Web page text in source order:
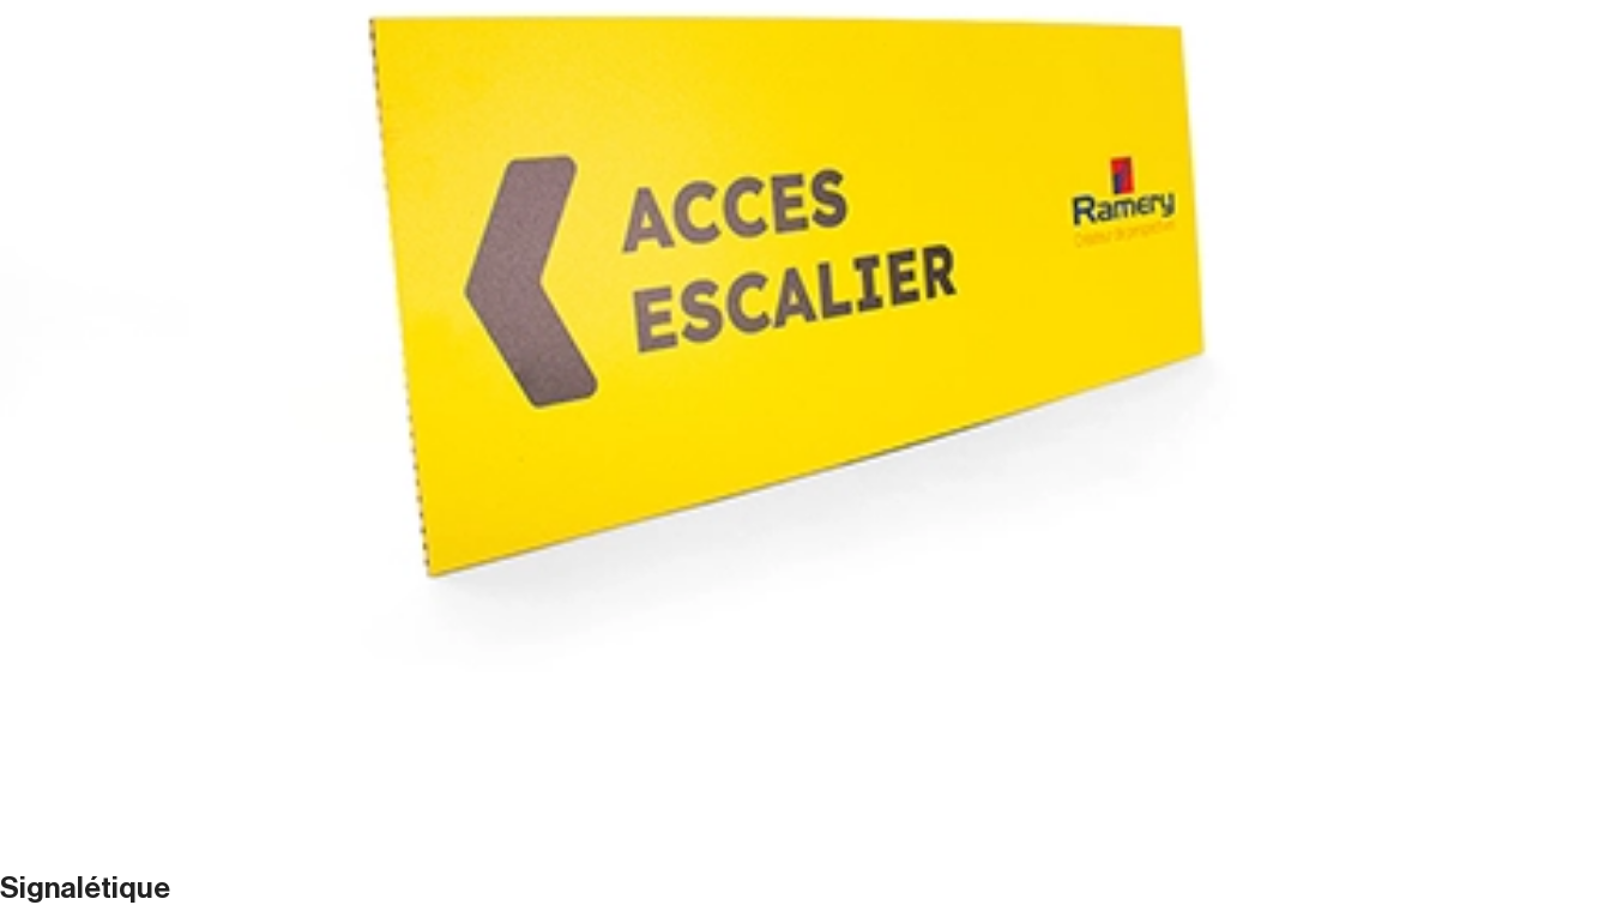
Signalétique